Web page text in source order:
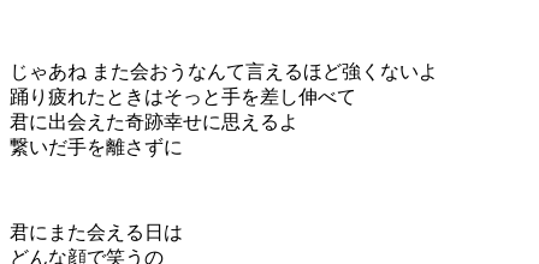
じゃあね また会おうなんて言えるほど強くないよ
踊り疲れたときはそっと手を差し伸べて
君に出会えた奇跡幸せに思えるよ
繋いだ手を離さずに
君にまた会える日は
どんな顔で笑うの